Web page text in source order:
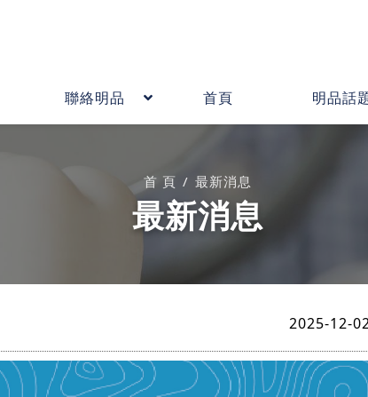
聯絡明品 首頁 明品話
首 頁 最新消息
最新消息
2025-12-